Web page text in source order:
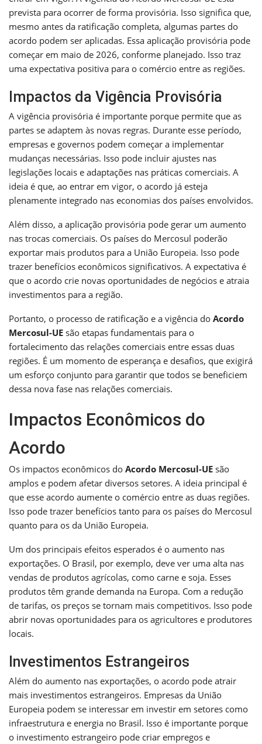
prevista para ocorrer de forma provisória. Isso significa que,
mesmo antes da ratificação completa, algumas partes do
acordo podem ser aplicadas. Essa aplicação provisória pode
começar em maio de 2026, conforme planejado. Isso traz
uma expectativa positiva para o comércio entre as regiões.
Impactos da Vigência Provisória
A vigência provisória é importante porque permite que as
partes se adaptem às novas regras. Durante esse período,
empresas e governos podem começar a implementar
mudanças necessárias. Isso pode incluir ajustes nas
legislações locais e adaptações nas práticas comerciais. A
ideia é que, ao entrar em vigor, o acordo já esteja
plenamente integrado nas economias dos países envolvidos.
Além disso, a aplicação provisória pode gerar um aumento
nas trocas comerciais. Os países do Mercosul poderão
exportar mais produtos para a União Europeia. Isso pode
trazer benefícios econômicos significativos. A expectativa é
que o acordo crie novas oportunidades de negócios e atraia
investimentos para a região.
Portanto, o processo de ratificação e a vigência do Acordo
Mercosul-UE são etapas fundamentais para o
fortalecimento das relações comerciais entre essas duas
regiões. É um momento de esperança e desafios, que exigirá
um esforço conjunto para garantir que todos se beneficiem
dessa nova fase nas relações comerciais.
Impactos Econômicos do
Acordo
Os impactos econômicos do Acordo Mercosul-UE são
amplos e podem afetar diversos setores. A ideia principal é
que esse acordo aumente o comércio entre as duas regiões.
Isso pode trazer benefícios tanto para os países do Mercosul
quanto para os da União Europeia.
Um dos principais efeitos esperados é o aumento nas
exportações. O Brasil, por exemplo, deve ver uma alta nas
vendas de produtos agrícolas, como carne e soja. Esses
produtos têm grande demanda na Europa. Com a redução
de tarifas, os preços se tornam mais competitivos. Isso pode
abrir novas oportunidades para os agricultores e produtores
locais.
Investimentos Estrangeiros
Além do aumento nas exportações, o acordo pode atrair
mais investimentos estrangeiros. Empresas da União
Europeia podem se interessar em investir em setores como
infraestrutura e energia no Brasil. Isso é importante porque
o investimento estrangeiro pode criar empregos e